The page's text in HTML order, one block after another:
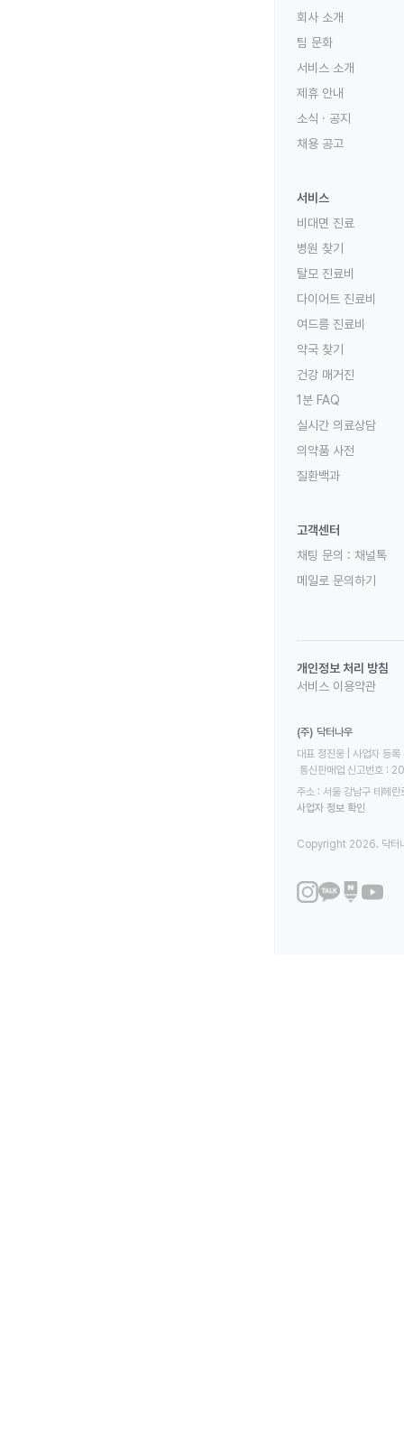
회사 소개
팀 문화
서비스 소개
제휴 안내
소식 · 공지
채용 공고
서비스
비대면 진료
병원 찾기
탈모 진료비
다이어트 진료비
여드름 진료비
약국 찾기
건강 매거진
1분 FAQ
실시간 의료상담
의약품 사전
질환백과
고객센터
채팅 문의 : 채널톡
메일로 문의하기
개인정보 처리 방침
서비스 이용약관
(주) 닥터나우
대표 정진웅 | 사업자
통신판매업 신고번호
주소 : 서울 강남구 테헤
사업자 정보 확인
Copyright 2026. 닥터